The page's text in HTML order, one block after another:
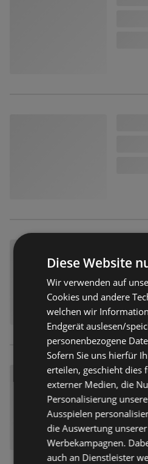
Diese Website
Wir verwenden auf
Cookies und andere
welchen wir
Endgerät auslesen/
personenbezogene
Sofern Sie uns hierfür
erteilen, geschieht dies
externer Medien, die
Personalisierung
Ausspielen
die Auswertung unserer
Werbekampagnen.
auch an Dienstleister